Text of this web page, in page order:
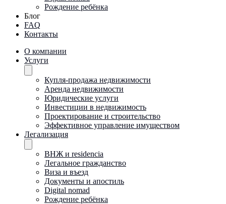
Рождение ребёнка
Блог
FAQ
Контакты
О компании
Услуги
Купля-продажа недвижимости
Аренда недвижимости
Юридические услуги
Инвестиции в недвижимость
Проектирование и строительство
Эффективное управление имуществом
Легализация
ВНЖ и residencia
Легальное гражданство
Виза и въезд
Документы и апостиль
Digital nomad
Рождение ребёнка